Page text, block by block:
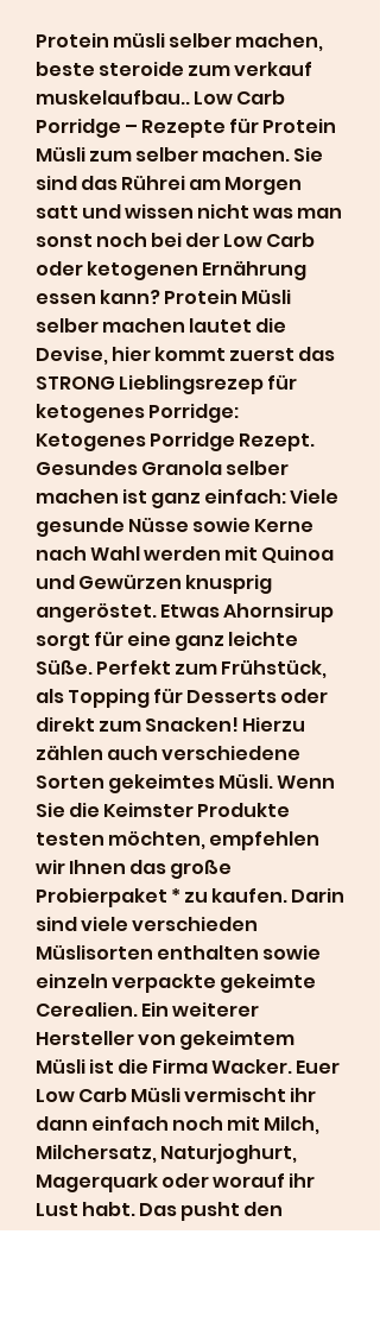
Protein müsli selber machen,
beste steroide zum verkauf
muskelaufbau.. Low Carb
Porridge – Rezepte für Protein
Müsli zum selber machen. Sie
sind das Rührei am Morgen
satt und wissen nicht was man
sonst noch bei der Low Carb
oder ketogenen Ernährung
essen kann? Protein Müsli
selber machen lautet die
Devise, hier kommt zuerst das
STRONG Lieblingsrezep für
ketogenes Porridge:
Ketogenes Porridge Rezept.
Gesundes Granola selber
machen ist ganz einfach: Viele
gesunde Nüsse sowie Kerne
nach Wahl werden mit Quinoa
und Gewürzen knusprig
angeröstet. Etwas Ahornsirup
sorgt für eine ganz leichte
Süße. Perfekt zum Frühstück,
als Topping für Desserts oder
direkt zum Snacken! Hierzu
zählen auch verschiedene
Sorten gekeimtes Müsli. Wenn
Sie die Keimster Produkte
testen möchten, empfehlen
wir Ihnen das große
Probierpaket * zu kaufen. Darin
sind viele verschieden
Müslisorten enthalten sowie
einzeln verpackte gekeimte
Cerealien. Ein weiterer
Hersteller von gekeimtem
Müsli ist die Firma Wacker. Euer
Low Carb Müsli vermischt ihr
dann einfach noch mit Milch,
Milchersatz, Naturjoghurt,
Magerquark oder worauf ihr
Lust habt. Das pusht den
Eiweißgehalt im Low Carb Müsli